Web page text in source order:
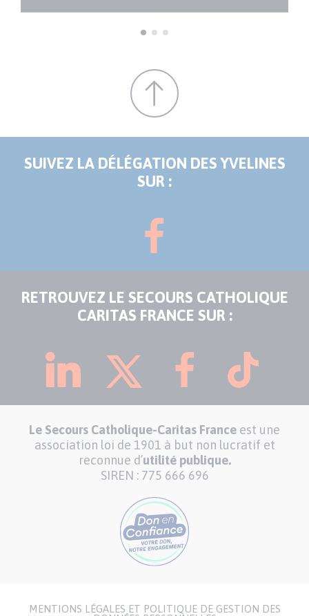
SUIVEZ LA DÉLÉGATION DES YVELINES
SUR :
RETROUVEZ LE SECOURS CATHOLIQUE
CARITAS FRANCE SUR :
Le Secours Catholique-Caritas France est une
association loi de 1901 à but non lucratif et
reconnue d’utilité publique.
SIREN : 775 666 696
MENTIONS LÉGALES ET POLITIQUE DE GESTION DES